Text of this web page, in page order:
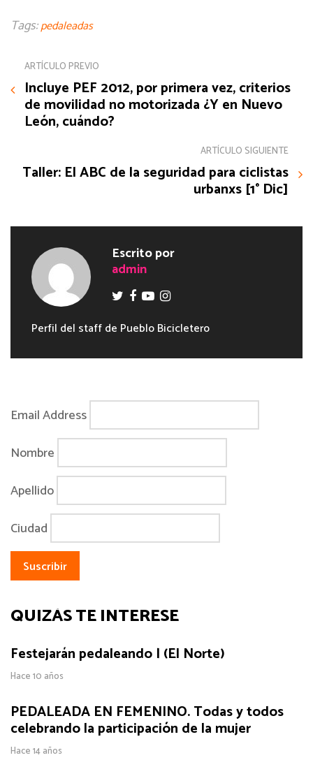
Tags:pedaleadas
ARTÍCULO PREVIO
Incluye PEF 2012, por primera vez, criterios
de movilidad no motorizada ¿Y en Nuevo
León, cuándo?
ARTÍCULO SIGUIENTE
Taller: El ABC de la seguridad para ciclistas
urbanxs [1° Dic]
Escrito por
admin
Perfil del staff de Pueblo Bicicletero
Email Address
Nombre
Apellido
Ciudad
QUIZÁS TE INTERESE
Festejarán pedaleando | (El Norte)
Hace 10 años
PEDALEADA EN FEMENINO. Todas y todos
celebrando la participación de la mujer
Hace 14 años